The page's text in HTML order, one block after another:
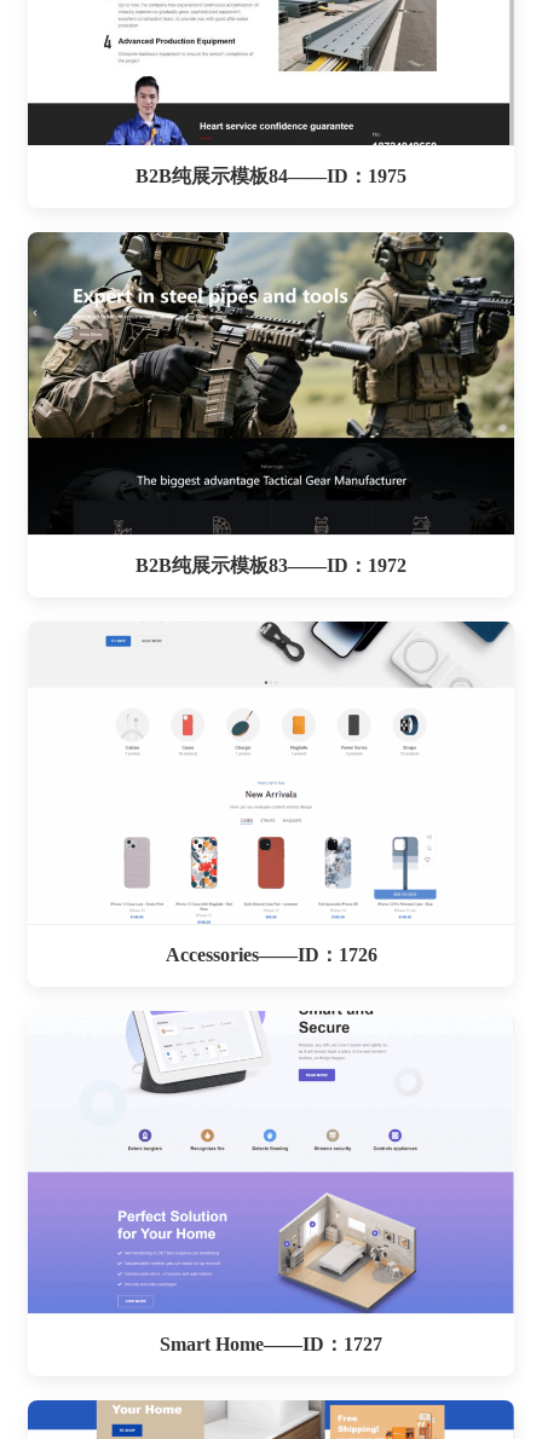
B2B纯展示模板84——ID：1975
B2B纯展示模板83——ID：1972
Accessories——ID：1726
Smart Home——ID：1727